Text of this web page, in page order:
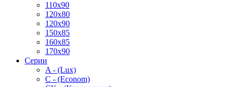
110x90
120x80
120x90
150x85
160x85
170x90
Серии
A - (Lux)
C - (Econom)